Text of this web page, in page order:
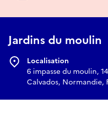
Jardins du moulin
Localisation
6 impasse du moulin,
Calvados, Normandie,